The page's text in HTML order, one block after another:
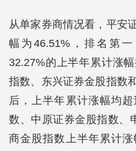
从单家券商情况看，平安
幅为46.51%，排名第
32.27%的上半年累计涨
指数、东兴证券金股指数
后，上半年累计涨幅均
数、中原证券金股指数、
商金股指数上半年累计